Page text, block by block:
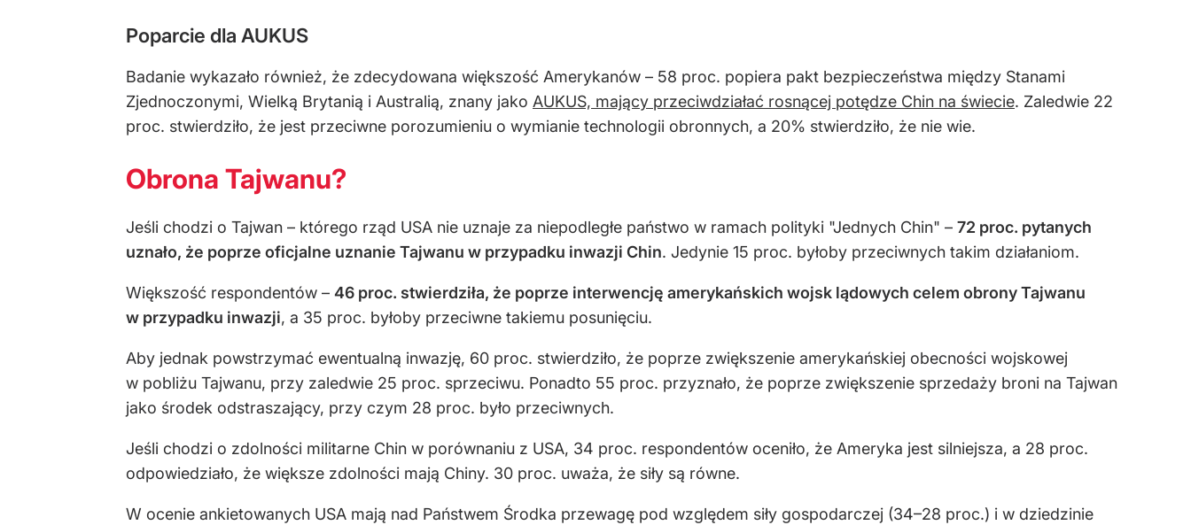
Poparcie dla AUKUS
Badanie wykazało również, że zdecydowana większość Amerykanów – 58 proc. popiera pakt bezpieczeństwa między Stanami
Zjednoczonymi, Wielką Brytanią i Australią, znany jako AUKUS, mający przeciwdziałać rosnącej potędze Chin na świecie. Zaledwie 22
proc. stwierdziło, że jest przeciwne porozumieniu o wymianie technologii obronnych, a 20% stwierdziło, że nie wie.
Obrona Tajwanu?
Jeśli chodzi o Tajwan – którego rząd USA nie uznaje za niepodległe państwo w ramach polityki "Jednych Chin" – 72 proc. pytanych
uznało, że poprze oficjalne uznanie Tajwanu w przypadku inwazji Chin. Jedynie 15 proc. byłoby przeciwnych takim działaniom.
Większość respondentów – 46 proc. stwierdziła, że poprze interwencję amerykańskich wojsk lądowych celem obrony Tajwanu
w przypadku inwazji, a 35 proc. byłoby przeciwne takiemu posunięciu.
Aby jednak powstrzymać ewentualną inwazję, 60 proc. stwierdziło, że poprze zwiększenie amerykańskiej obecności wojskowej
w pobliżu Tajwanu, przy zaledwie 25 proc. sprzeciwu. Ponadto 55 proc. przyznało, że poprze zwiększenie sprzedaży broni na Tajwan
jako środek odstraszający, przy czym 28 proc. było przeciwnych.
Jeśli chodzi o zdolności militarne Chin w porównaniu z USA, 34 proc. respondentów oceniło, że Ameryka jest silniejsza, a 28 proc.
odpowiedziało, że większe zdolności mają Chiny. 30 proc. uważa, że siły są równe.
W ocenie ankietowanych USA mają nad Państwem Środka przewagę pod względem siły gospodarczej (34–28 proc.) i w dziedzinie